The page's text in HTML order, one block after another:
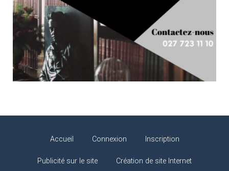
Accueil Connexion Inscription
Publicité sur le site Création de site Internet